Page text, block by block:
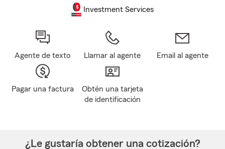
Investment Services
Agente de texto Llamar al agente Email al agente
Pagar una factura
Obtén una tarjeta
de identificación
¿Le gustaría obtener una cotización?